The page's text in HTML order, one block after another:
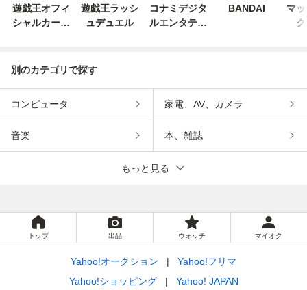
遊戯王オフィ
シャルカード
ズ
遊戯王ラッシ
ュデュエル
コナミデジタ
ルエンタテイ
BANDAI
マ
別のカテゴリで探す
コンピュータ 家電、AV、カメラ
音楽 本、雑誌
もっと見る
トップ 出品 ウォッチ マイオク
Yahoo!オークション
Yahoo!フリマ
Yahoo!ショッピング
Yahoo! JAPAN